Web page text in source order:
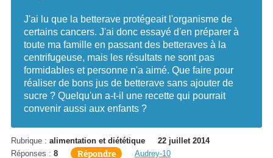
J'ai lu que la betterave protégeait l'organisme de
certains cancers. J'ai donc essayé d'en préparer à
toute ma famille en passant des betteraves à la
centrifugeuse, mais les résultats ne sont pas
formidables et personne n'a aimé. Que faire pour
réaliser de bons jus de betterave sans ajouter de
sucre ? Quelqu'un a-t-il une recette qui pourrait
convenir aussi aux enfants ?
Rubrique : alimentation et diététique
22 juillet 2014
Réponses : 8 Répondre Audrey-10